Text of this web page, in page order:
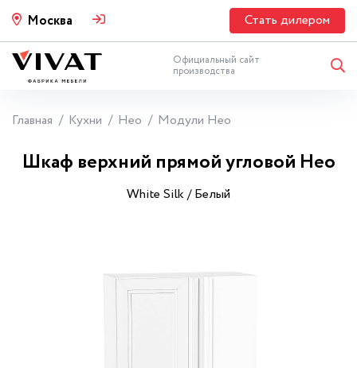
Москва Стать дилером
Официальный сайт
производства
Главная Кухни Нео Модули Нео
Шкаф верхний прямой угловой Нео
White Silk / Белый